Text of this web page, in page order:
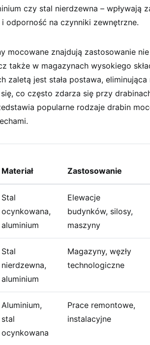
czy stal nierdzewna – wpływają
odporność na czynniki zewnętrzne.
mocowane znajdują zastosowanie
także w magazynach wysokiego
zaletą jest stała postawa,
co często zdarza się przy
popularne rodzaje drabin
Materiał Zastosowanie
Stal
ocynkowana,
aluminium
Elewacje
budynków, silosy,
maszyny
Stal
nierdzewna,
aluminium
Magazyny, węzły
technologiczne
Aluminium,
stal
ocynkowana
Prace remontowe,
instalacyjne